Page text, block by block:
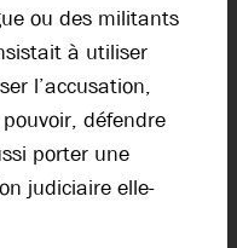
ou des militants
à utiliser
l’accusation,
défendre
porter une
judiciaire elle-